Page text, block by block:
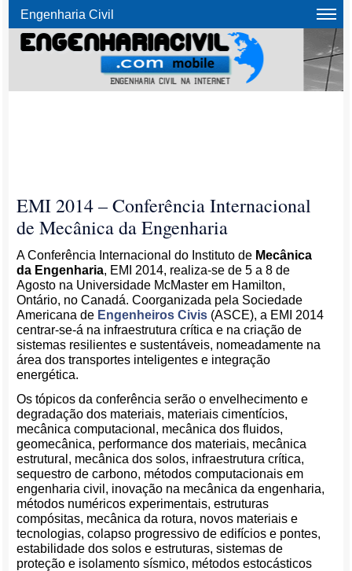
Engenharia Civil
EMI 2014 – Conferência Internacional
de Mecânica da Engenharia
A Conferência Internacional do Instituto de Mecânica
da Engenharia, EMI 2014, realiza-se de 5 a 8 de
Agosto na Universidade McMaster em Hamilton,
Ontário, no Canadá. Coorganizada pela Sociedade
Americana de Engenheiros Civis (ASCE), a EMI 2014
centrar-se-á na infraestrutura crítica e na criação de
sistemas resilientes e sustentáveis, nomeadamente na
área dos transportes inteligentes e integração
energética.
Os tópicos da conferência serão o envelhecimento e
degradação dos materiais, materiais cimentícios,
mecânica computacional, mecânica dos fluidos,
geomecânica, performance dos materiais, mecânica
estrutural, mecânica dos solos, infraestrutura crítica,
sequestro de carbono, métodos computacionais em
engenharia civil, inovação na mecânica da engenharia,
métodos numéricos experimentais, estruturas
compósitas, mecânica da rotura, novos materiais e
tecnologias, colapso progressivo de edifícios e pontes,
estabilidade dos solos e estruturas, sistemas de
proteção e isolamento sísmico, métodos estocásticos